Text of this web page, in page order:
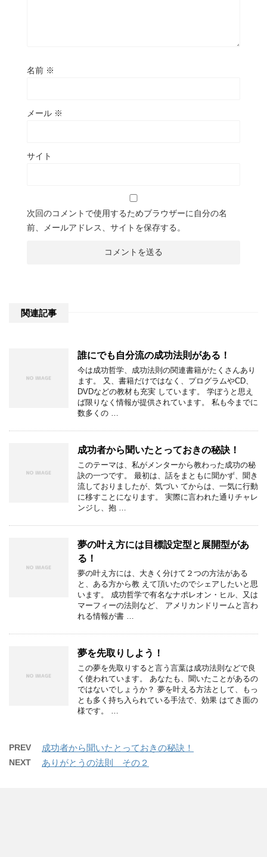
名前 ※
メール ※
サイト
次回のコメントで使用するためブラウザーに自分の名
前、メールアドレス、サイトを保存する。
関連記事
誰にでも自分流の成功法則がある！
今は成功哲学、成功法則の関連書籍がたくさんあり
ます。 又、書籍だけではなく、プログラムやCD、
DVDなどの教材も充実 しています。 学ぼうと思え
ば限りなく情報が提供されています。 私も今までに
数多くの …
成功者から聞いたとっておきの秘訣！
このテーマは、私がメンターから教わった成功の秘
訣の一つです。 最初は、話をまともに聞かず、聞き
流しておりましたが、気づい てからは、一気に行動
に移すことになります。 実際に言われた通りチャレ
ンジし、抱 …
夢の叶え方には目標設定型と展開型があ
る！
夢の叶え方には、大きく分けて２つの方法がある
と、ある方から教 えて頂いたのでシェアしたいと思
います。 成功哲学で有名なナポレオン・ヒル、又は
マーフィーの法則など、 アメリカンドリームと言わ
れる情報が書 …
夢を先取りしよう！
この夢を先取りすると言う言葉は成功法則などで良
く使われています。 あなたも、聞いたことがあるの
ではないでしょうか？ 夢を叶える方法として、もっ
とも多く持ち入られている手法で、効果 はてき面の
様です。 …
PREV 成功者から聞いたとっておきの秘訣！
NEXT ありがとうの法則 その２